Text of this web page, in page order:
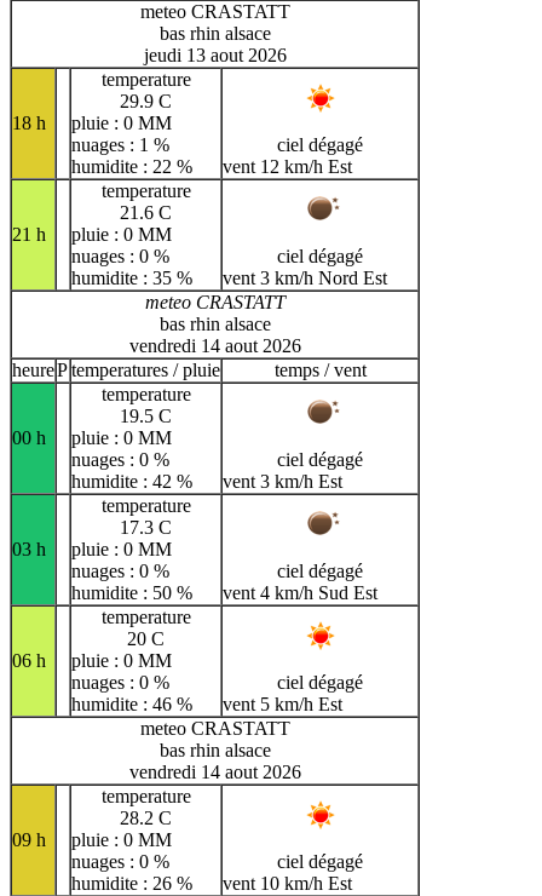
meteo CRASTATT
bas rhin alsace
jeudi 13 aout 2026
18 h
temperature
29.9 C
pluie : 0 MM
nuages : 1 %
humidite : 22 %
ciel dégagé
vent 12 km/h Est
21 h
temperature
21.6 C
pluie : 0 MM
nuages : 0 %
humidite : 35 %
ciel dégagé
vent 3 km/h Nord Est
meteo CRASTATT
bas rhin alsace
vendredi 14 aout 2026
heurePtemperatures / pluie temps / vent
00 h
temperature
19.5 C
pluie : 0 MM
nuages : 0 %
humidite : 42 %
ciel dégagé
vent 3 km/h Est
03 h
temperature
17.3 C
pluie : 0 MM
nuages : 0 %
humidite : 50 %
ciel dégagé
vent 4 km/h Sud Est
06 h
temperature
20 C
pluie : 0 MM
nuages : 0 %
humidite : 46 %
ciel dégagé
vent 5 km/h Est
meteo CRASTATT
bas rhin alsace
vendredi 14 aout 2026
09 h
temperature
28.2 C
pluie : 0 MM
nuages : 0 %
humidite : 26 %
ciel dégagé
vent 10 km/h Est